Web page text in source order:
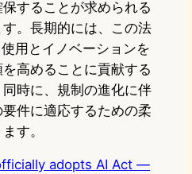
することが求められる
。長期的には、この法
用とイノベーションを
高めることに貢献する
時に、規制の進化に伴
件に適応するための柔
す。
adopts AI Act —